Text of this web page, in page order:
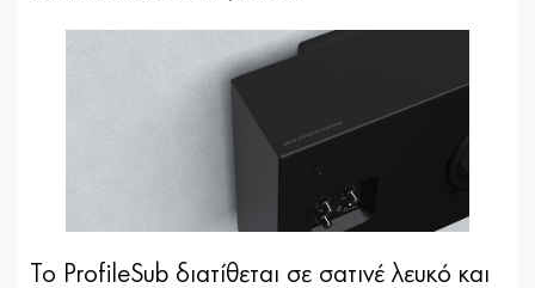
Το ProfileSub διατίθεται σε σατινέ λευκό και